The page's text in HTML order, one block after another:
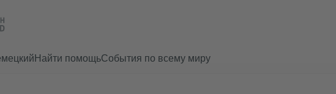
Найти помощьСобытия по всему миру